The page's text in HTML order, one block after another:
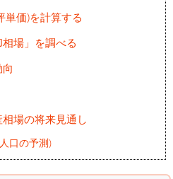
単価)を計算する
場」を調べる
場の将来見通し
口の予測)